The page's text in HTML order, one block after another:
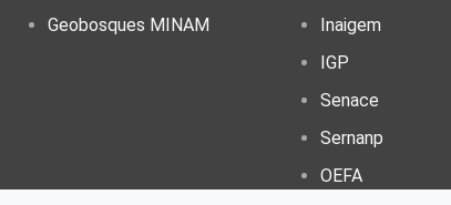
Geobosques MINAM
Inaigem
IGP
Senace
Sernanp
OEFA